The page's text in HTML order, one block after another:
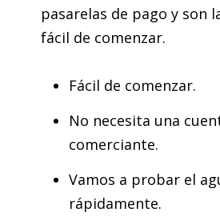
pasarelas de pago y son
fácil de comenzar.
Fácil de comenzar.
No necesita una
comerciante.
Vamos a probar el
rápidamente.